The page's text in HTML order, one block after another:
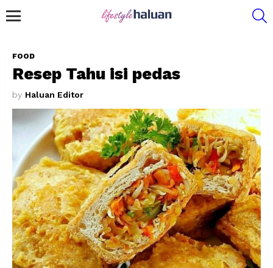
FOOD
Resep Tahu isi pedas
by Haluan Editor